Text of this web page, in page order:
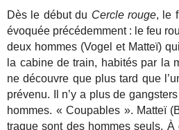
Dès le début du Cercle rouge, le
évoquée précédemment : le feu
deux hommes (Vogel et Matteï)
la cabine de train, habités par la
ne découvre que plus tard que
prévenu. Il n’y a plus de
hommes. « Coupables ». Matteï
traque sont des hommes seuls.